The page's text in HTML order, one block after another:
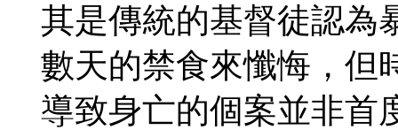
其是傳統的基督徒認為
數天的禁食來懺悔，但
導致身亡的個案並非首